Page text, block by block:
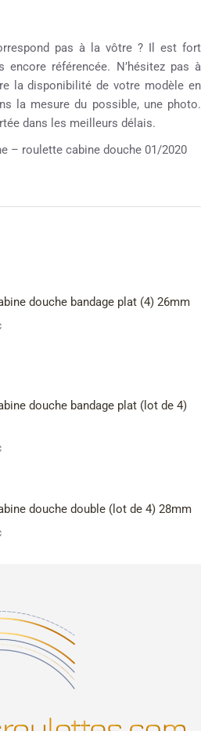
pas à la vôtre ? Il est fort
encore référencée. N’hésitez pas à
la disponibilité de votre modèle en
la mesure du possible, une photo.
dans les meilleurs délais.
cabine douche 01/2020
douche bandage plat (4) 26mm
douche bandage plat (lot de 4)
douche double (lot de 4) 28mm